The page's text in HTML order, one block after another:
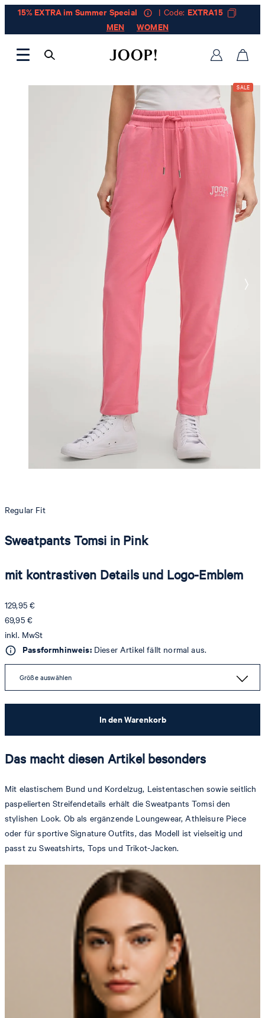
15% EXTRA im Summer Special | Code: EXTRA15
MEN
WOMEN
Regular Fit
Sweatpants Tomsi in Pink
mit kontrastiven Details und Logo-Emblem
129,95 €
69,95 €
inkl. MwSt
Passformhinweis:Dieser Artikel fällt normal aus.
Größe auswählen
In den Warenkorb
Das macht diesen Artikel besonders
Mit elastischem Bund und Kordelzug, Leistentaschen sowie seitlich
paspelierten Streifendetails erhält die Sweatpants Tomsi den
stylishen Look. Ob als ergänzende Loungewear, Athleisure Piece
oder für sportive Signature Outfits, das Modell ist vielseitig und
passt zu Sweatshirts, Tops und Trikot-Jacken.